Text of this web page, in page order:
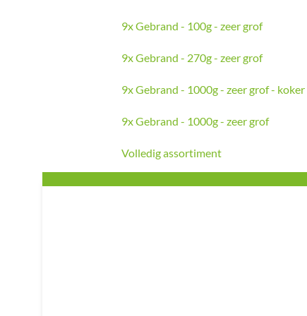
9x Gebrand - 100g - zeer grof
9x Gebrand - 270g - zeer grof
9x Gebrand - 1000g - zeer grof - koker
9x Gebrand - 1000g - zeer grof
Volledig assortiment